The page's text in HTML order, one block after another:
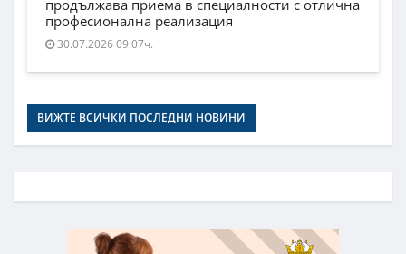
продължава приема в специалности с отлична
професионална реализация
30.07.2026 09:07ч.
ВИЖТЕ ВСИЧКИ ПОСЛЕДНИ НОВИНИ